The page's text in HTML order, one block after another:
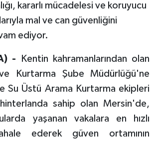
kararlı mücadelesi ve koruyucu
mal ve can güvenliğini
ediyor.
-
Kentin kahramanlarından olan
Kurtarma Şube Müdürlüğü'ne
Su Üstü Arama Kurtarma ekipleri
sahip olan Mersin'de,
yaşanan vakalara en hızlı
ederek güven ortamının